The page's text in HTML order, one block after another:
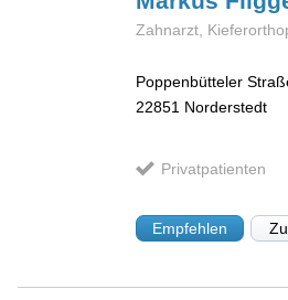
Zahnarzt,
Poppenbütteler
22851 Norderstedt
Privatpatienten
Empfehlen